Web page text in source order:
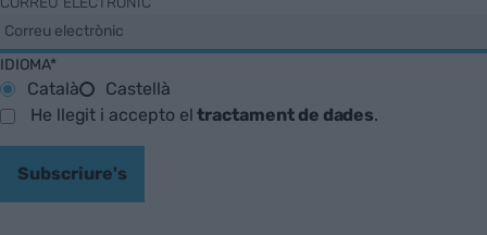
IDIOMA*
Català
Castellà
He llegit i accepto eltractament de dades.
Subscriure's